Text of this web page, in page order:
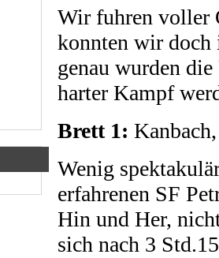
Wir fuhren voller
konnten wir doch
genau wurden
harter Kampf
Brett 1:
Wenig
erfahrenen SF
Hin und Her,
sich nach 3